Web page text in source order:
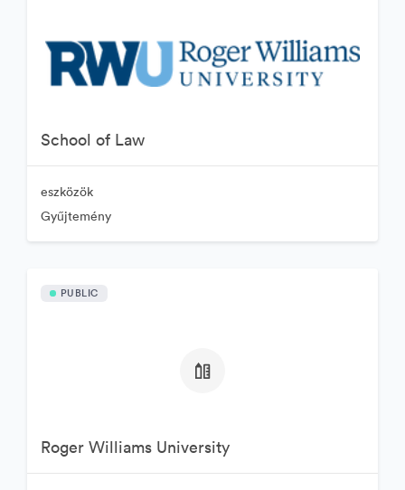
School of Law
eszközök
Gyűjtemény
PUBLIC
Roger Williams University